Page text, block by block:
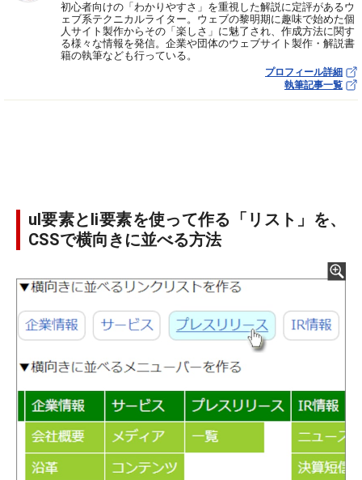
初心者向けの「わかりやすさ」を重視した解説に定評があるウ
ェブ系テクニカルライター。ウェブの黎明期に趣味で始めた個
人サイト製作からその「楽しさ」に魅了され、作成方法に関す
る様々な情報を発信。企業や団体のウェブサイト製作・解説書
籍の執筆なども行っている。
プロフィール詳細
執筆記事一覧
ul要素とli要素を使って作る「リスト」を、
CSSで横向きに並べる方法